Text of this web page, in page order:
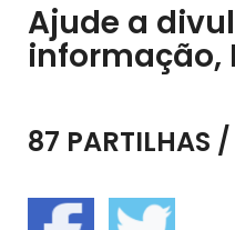
Ajude a
informação,
87 PARTILHAS